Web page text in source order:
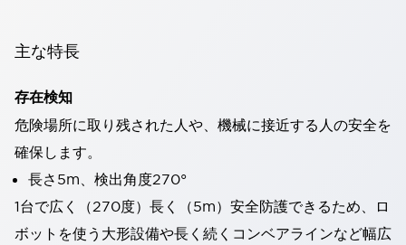
主な特長
存在検知
危険場所に取り残された人や、機械に接近する人の安全を
確保します。
長さ5m、検出角度270°
1台で広く（270度）長く（5m）安全防護できるため、ロ
ボットを使う大形設備や長く続くコンベアラインなど幅広